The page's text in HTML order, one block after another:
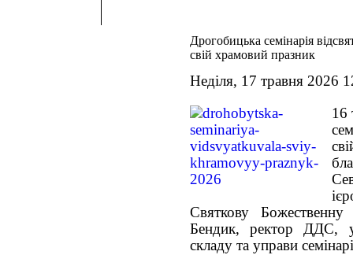
Дрогобицька семінарія
свій храмовий празник
Неділя, 17 травня 2026
16
Святкову
Бендик, ректор ДДС, у
складу та управи